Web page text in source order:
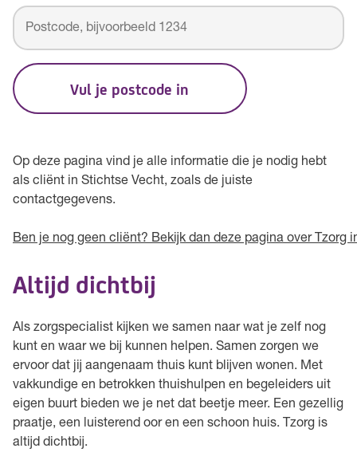
Vul je postcode in
Op deze pagina vind je alle informatie die je nodig hebt
als cliënt in Stichtse Vecht, zoals de juiste
contactgegevens.
Ben je nog geen cliënt? Bekijk dan deze pagina over Tzorg
Altijd dichtbij
Als zorgspecialist kijken we samen naar wat je zelf nog
kunt en waar we bij kunnen helpen. Samen zorgen we
ervoor dat jij aangenaam thuis kunt blijven wonen. Met
vakkundige en betrokken thuishulpen en begeleiders uit
eigen buurt bieden we je net dat beetje meer. Een gezellig
praatje, een luisterend oor en een schoon huis. Tzorg is
altijd dichtbij.